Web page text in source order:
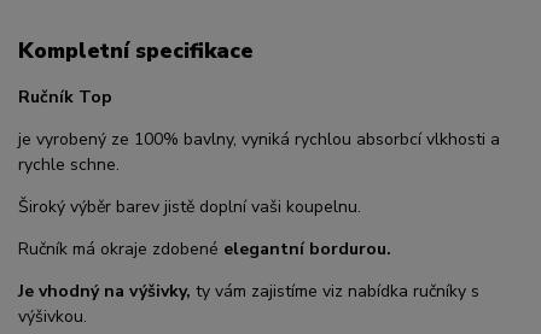
Kompletní specifikace
Ručník Top
je vyrobený ze 100% bavlny, vyniká rychlou absorbcí vlkhosti a
rychle schne.
Široký výběr barev jistě doplní vaši koupelnu.
Ručník má okraje zdobené elegantní bordurou.
Je vhodný na výšivky, ty vám zajistíme viz nabídka ručníky s
výšivkou.